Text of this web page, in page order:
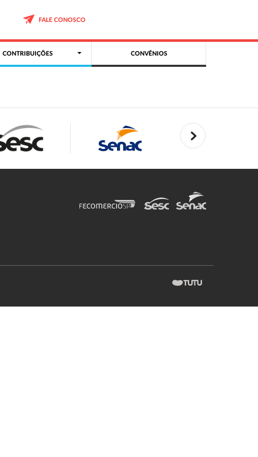
FALE CONOSCO
CONTRIBUIÇÕES CONVÊNIOS